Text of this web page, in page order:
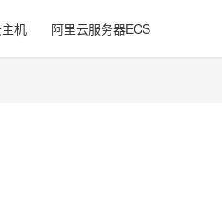
机 阿里云服务器ECS